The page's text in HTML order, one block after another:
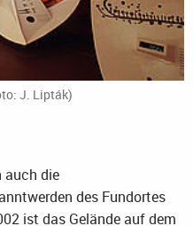
J. Lipták)
auch die
des Fundortes
ist das Gelände auf dem